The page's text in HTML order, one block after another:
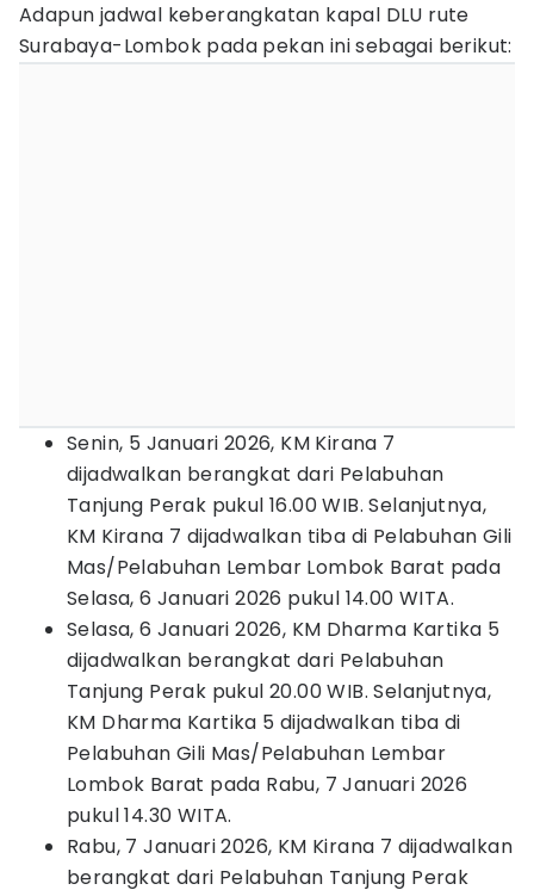
Adapun jadwal keberangkatan kapal DLU rute
Surabaya-Lombok pada pekan ini sebagai berikut:
Senin, 5 Januari 2026, KM Kirana 7
dijadwalkan berangkat dari Pelabuhan
Tanjung Perak pukul 16.00 WIB. Selanjutnya,
KM Kirana 7 dijadwalkan tiba di Pelabuhan Gili
Mas/Pelabuhan Lembar Lombok Barat pada
Selasa, 6 Januari 2026 pukul 14.00 WITA.
Selasa, 6 Januari 2026, KM Dharma Kartika 5
dijadwalkan berangkat dari Pelabuhan
Tanjung Perak pukul 20.00 WIB. Selanjutnya,
KM Dharma Kartika 5 dijadwalkan tiba di
Pelabuhan Gili Mas/Pelabuhan Lembar
Lombok Barat pada Rabu, 7 Januari 2026
pukul 14.30 WITA.
Rabu, 7 Januari 2026, KM Kirana 7 dijadwalkan
berangkat dari Pelabuhan Tanjung Perak